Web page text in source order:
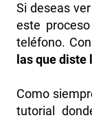
Si deseas
este
teléfono.
las que
Como
tutorial